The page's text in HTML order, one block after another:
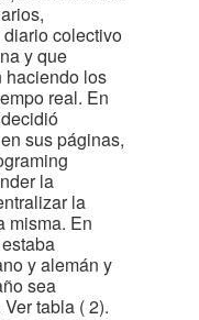
colectivo
y que
haciendo los
real. En
sus páginas,
la
la
misma. En
y alemán y
sea
tabla ( 2).